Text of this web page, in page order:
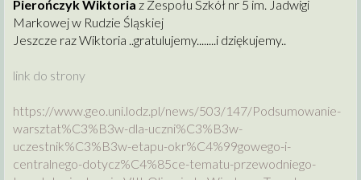
Pierończyk Wiktoria z Zespołu Szkół nr 5 im. Jadwigi
Markowej w Rudzie Śląskiej
Jeszcze raz Wiktoria ..gratulujemy........i dziękujemy..
link do strony
https://www.geo.uni.lodz.pl/news/503/147/Podsumowanie-
warsztat%C3%B3w-dla-uczni%C3%B3w-
uczestnik%C3%B3w-etapu-okr%C4%99gowego-i-
centralnego-dotycz%C4%85ce-tematu-przewodniego-